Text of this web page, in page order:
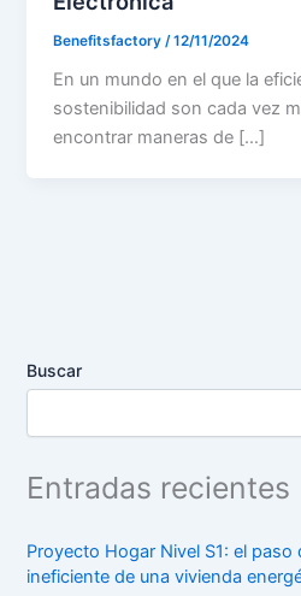
Benefitsfactory /12/11/2024
En un mundo en el que la
sostenibilidad son cada vez
encontrar maneras de […]
Buscar
Entradas recientes
Proyecto Hogar Nivel S1: el paso
ineficiente de una vivienda